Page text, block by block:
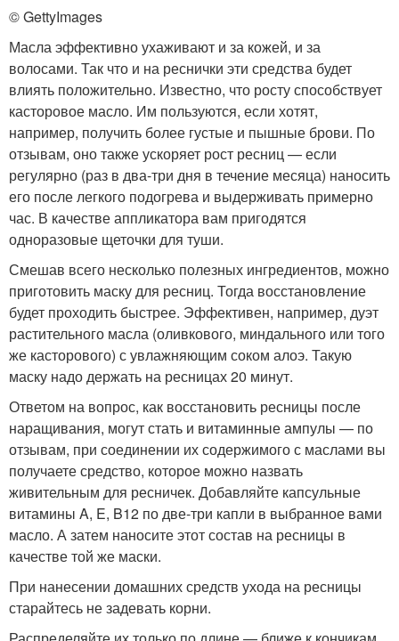
© GettyImages
Масла эффективно ухаживают и за кожей, и за
волосами. Так что и на реснички эти средства будет
влиять положительно. Известно, что росту способствует
касторовое масло. Им пользуются, если хотят,
например, получить более густые и пышные брови. По
отзывам, оно также ускоряет рост ресниц — если
регулярно (раз в два-три дня в течение месяца) наносить
его после легкого подогрева и выдерживать примерно
час. В качестве аппликатора вам пригодятся
одноразовые щеточки для туши.
Смешав всего несколько полезных ингредиентов, можно
приготовить маску для ресниц. Тогда восстановление
будет проходить быстрее. Эффективен, например, дуэт
растительного масла (оливкового, миндального или того
же касторового) с увлажняющим соком алоэ. Такую
маску надо держать на ресницах 20 минут.
Ответом на вопрос, как восстановить ресницы после
наращивания, могут стать и витаминные ампулы — по
отзывам, при соединении их содержимого с маслами вы
получаете средство, которое можно назвать
живительным для ресничек. Добавляйте капсульные
витамины A, E, B12 по две-три капли в выбранное вами
масло. А затем наносите этот состав на ресницы в
качестве той же маски.
При нанесении домашних средств ухода на ресницы
старайтесь не задевать корни.